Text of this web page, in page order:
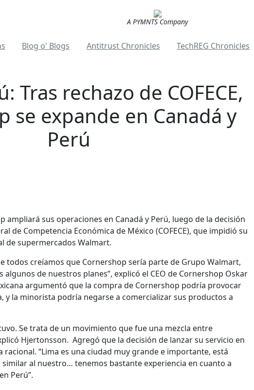
A PYMNTS Company
Blog o' Blogs Antitrust Chronicles TechREG Chronicles
Tras rechazo de COFECE,
se expande en Canadá y
Perú
ampliará sus operaciones en Canadá y Perú, luego de la decisión
de Competencia Económica de México (COFECE), que impidió su
de supermercados Walmart.
todos creíamos que Cornershop sería parte de Grupo Walmart,
de nuestros planes”, explicó el CEO de Cornershop Oskar
argumentó que la compra de Cornershop podría provocar
y la minorista podría negarse a comercializar sus productos a
Se trata de un movimiento que fue una mezcla entre
Hjertonsson. Agregó que la decisión de lanzar su servicio en
racional. “Lima es una ciudad muy grande e importante, está
similar al nuestro… tenemos bastante experiencia en cuanto a
Perú”.